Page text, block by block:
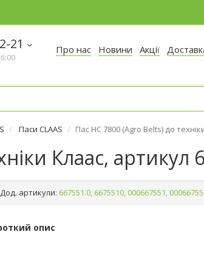
21 Про нас Новини Акції
Паси CLAAS Пас HC 7800 (Agro Belts) до
Клаас, артикул
Дод. артикули: 667551.0, 6675510, 000667551,
опис